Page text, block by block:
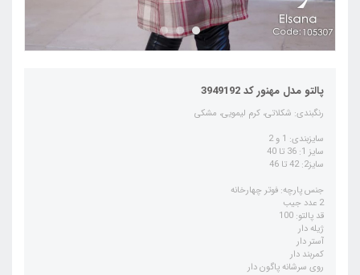
پالتو مدل مهنور کد 3949192
رنگبندی: شکلاتی، کرم لیمویی، مشکی
سایزبندی: 1 و 2
سایز 1: 36 تا 40
سایز2: 42 تا 46
جنس پارچه: فوتر چهارخانه
2 عدد جیب
قد پالتو: 100
ژیله دار
آستر دار
کمربند دار
روی سرشانه پاگون دار